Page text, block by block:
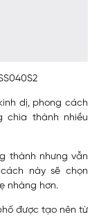
dị, phong cách
chia thành nhiều
thành nhưng vẫn
này sẽ chọn
nhàng hơn.
được tạo nên từ